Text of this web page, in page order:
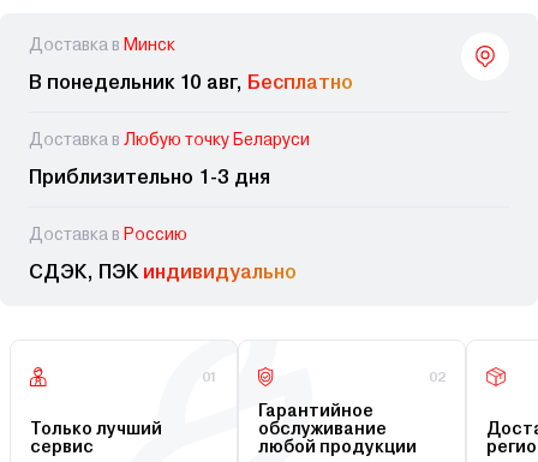
Доставка в Минск
В понедельник 10 авг, Бесплатно
Доставка в Любую точку Беларуси
Приблизительно 1-3 дня
Доставка в Россию
СДЭК, ПЭК индивидуально
01
Только лучший
сервис
02
Гарантийное
обслуживание
любой продукции